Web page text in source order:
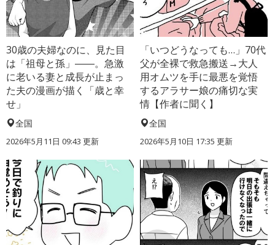
30歳の夫婦なのに、見た目
は「祖母と孫」――。急激
に老いる妻と成長が止まっ
た夫の漫画が描く「歳と幸
せ」
全国
2026年5月11日 09:43 更新
「いつどうなっても…」70代
父が全裸で救急搬送→大人
用オムツを手に最悪を覚悟
するアラサー娘の痛切な実
情【作者に聞く】
全国
2026年5月10日 17:35 更新